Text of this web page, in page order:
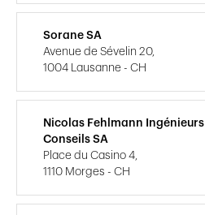
Sorane SA
Avenue de Sévelin 20,
1004 Lausanne - CH
Nicolas Fehlmann Ingénieurs
Conseils SA
Place du Casino 4,
1110 Morges - CH